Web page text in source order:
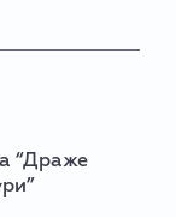
“Драже